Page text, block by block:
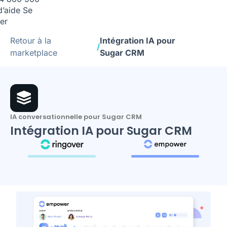
Se
Retour à la
marketplace
/
Intégration IA pour
Sugar CRM
IA conversationnelle pour Sugar CRM
Intégration IA pour Sugar CRM